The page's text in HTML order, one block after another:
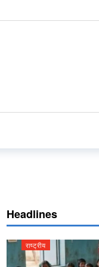
Headlines
राष्ट्रीय